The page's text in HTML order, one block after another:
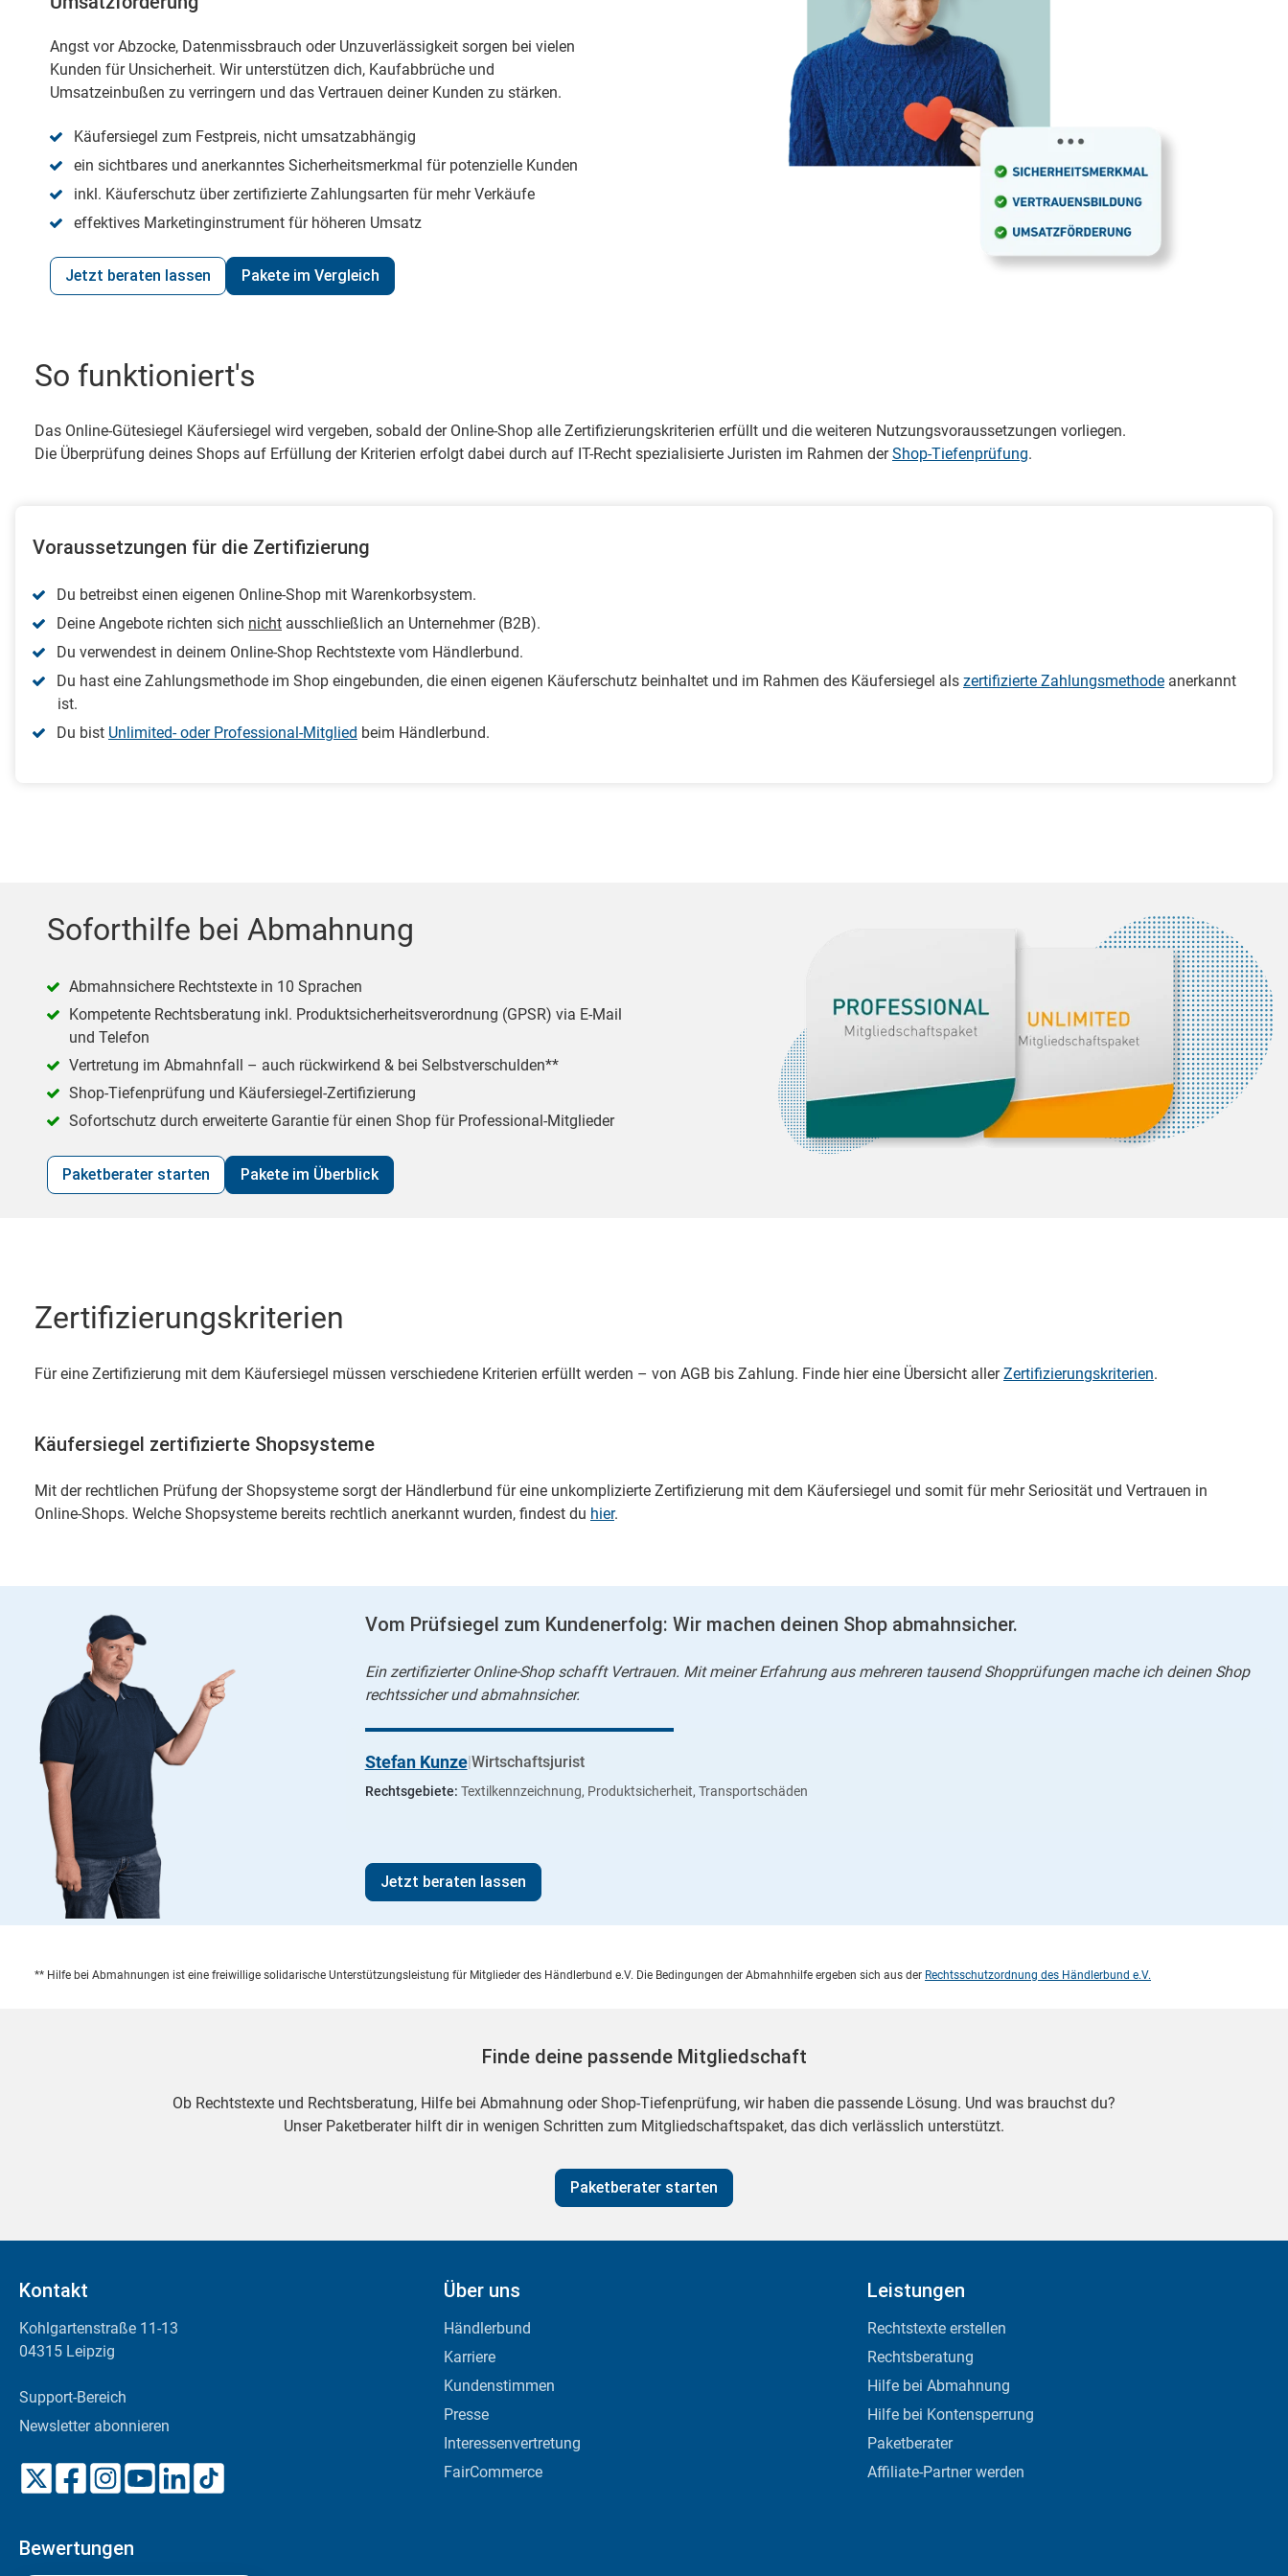
Angst vor Abzocke, Datenmissbrauch oder Unzuverlässigkeit sorgen bei vielen
Kunden für Unsicherheit. Wir unterstützen dich, Kaufabbrüche und
Umsatzeinbußen zu verringern und das Vertrauen deiner Kunden zu stärken.
Käufersiegel zum Festpreis, nicht umsatzabhängig
ein sichtbares und anerkanntes Sicherheitsmerkmal für potenzielle Kunden
inkl. Käuferschutz über zertifizierte Zahlungsarten für mehr Verkäufe
effektives Marketinginstrument für höheren Umsatz
Jetzt beraten lassen Pakete im Vergleich
So funktioniert's
Das Online-Gütesiegel Käufersiegel wird vergeben, sobald der Online-Shop alle Zertifizierungskriterien erfüllt und die weiteren Nutzungsvoraussetzungen vorliegen.
Die Überprüfung deines Shops auf Erfüllung der Kriterien erfolgt dabei durch auf IT-Recht spezialisierte Juristen im Rahmen derShop-Tiefenprüfung.
Voraussetzungen für die Zertifizierung
Du betreibst einen eigenen Online-Shop mit Warenkorbsystem.
Deine Angebote richten sich nicht ausschließlich an Unternehmer (B2B).
Du verwendest in deinem Online-Shop Rechtstexte vom Händlerbund.
Du hast eine Zahlungsmethode im Shop eingebunden, die einen eigenen Käuferschutz beinhaltet und im Rahmen des Käufersiegel als zertifizierte Zahlungsmethode anerkannt
ist.
Du bist Unlimited- oder Professional-Mitglied beim Händlerbund.
Soforthilfe bei Abmahnung
Abmahnsichere Rechtstexte in 10 Sprachen
Kompetente Rechtsberatung inkl. Produktsicherheitsverordnung (GPSR) via E-Mail
und Telefon
Vertretung im Abmahnfall – auch rückwirkend & bei Selbstverschulden**
Shop-Tiefenprüfung und Käufersiegel-Zertifizierung
Sofortschutz durch erweiterte Garantie für einen Shop für Professional-Mitglieder
Paketberater starten Pakete im Überblick
Zertifizierungskriterien
Für eine Zertifizierung mit dem Käufersiegel müssen verschiedene Kriterien erfüllt werden – von AGB bis Zahlung. Finde hier eine Übersicht allerZertifizierungskriterien.
Käufersiegel zertifizierte Shopsysteme
Mit der rechtlichen Prüfung der Shopsysteme sorgt der Händlerbund für eine unkomplizierte Zertifizierung mit dem Käufersiegel und somit für mehr Seriosität und Vertrauen in
Online-Shops. Welche Shopsysteme bereits rechtlich anerkannt wurden, findest du hier.
Vom Prüfsiegel zum Kundenerfolg: Wir machen deinen Shop abmahnsicher.
Ein zertifizierter Online-Shop schafft Vertrauen. Mit meiner Erfahrung aus mehreren tausend Shopprüfungen mache ich deinen Shop
rechtssicher und abmahnsicher.
Stefan Kunze|Wirtschaftsjurist
Rechtsgebiete: Textilkennzeichnung, Produktsicherheit, Transportschäden
Jetzt beraten lassen
** Hilfe bei Abmahnungen ist eine freiwillige solidarische Unterstützungsleistung für Mitglieder des Händlerbund e.V. Die Bedingungen der Abmahnhilfe ergeben sich aus der Rechtsschutzordnung des Händlerbund e.V.
Finde deine passende Mitgliedschaft
Ob Rechtstexte und Rechtsberatung, Hilfe bei Abmahnung oder Shop-Tiefenprüfung, wir haben die passende Lösung. Und was brauchst du?
Unser Paketberater hilft dir in wenigen Schritten zum Mitgliedschaftspaket, das dich verlässlich unterstützt.
Paketberater starten
Kontakt
Kohlgartenstraße 11-13
04315 Leipzig
Support-Bereich
Newsletter abonnieren
Über uns
Händlerbund
Karriere
Kundenstimmen
Presse
Interessenvertretung
FairCommerce
Leistungen
Rechtstexte erstellen
Rechtsberatung
Hilfe bei Abmahnung
Hilfe bei Kontensperrung
Paketberater
Affiliate-Partner werden
Bewertungen